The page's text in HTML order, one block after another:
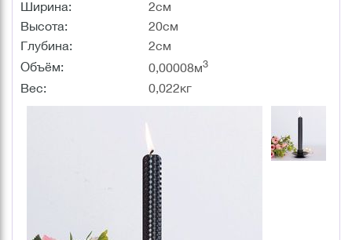
Ширина:
2см
Высота:
20см
Глубина:
2см
Объём:
0,00008м3
Вес: 0,022кг